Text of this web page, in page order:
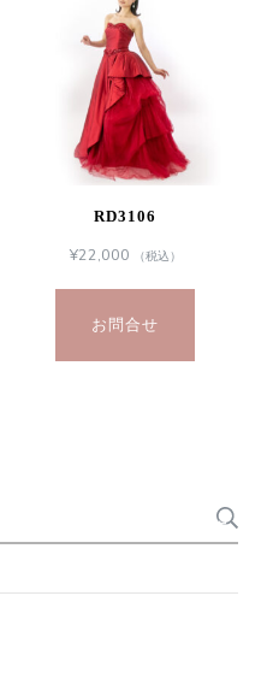
RD3106
¥22,000 （税込）
お問合せ
索